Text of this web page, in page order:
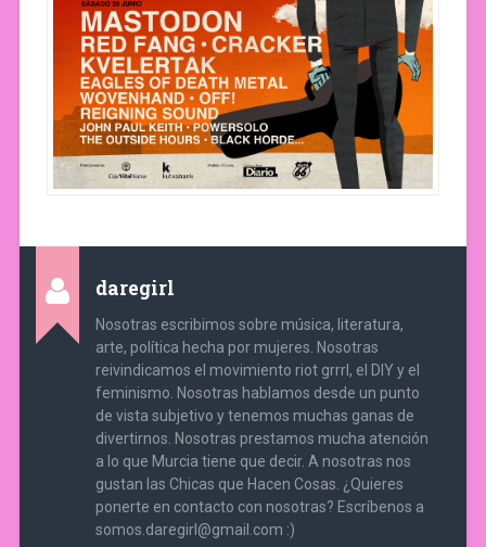
daregirl
Nosotras escribimos sobre música, literatura,
arte, política hecha por mujeres. Nosotras
reivindicamos el movimiento riot grrrl, el DIY y el
feminismo. Nosotras hablamos desde un punto
de vista subjetivo y tenemos muchas ganas de
divertirnos. Nosotras prestamos mucha atención
a lo que Murcia tiene que decir. A nosotras nos
gustan las Chicas que Hacen Cosas. ¿Quieres
ponerte en contacto con nosotras? Escríbenos a
somos.daregirl@gmail.com :)